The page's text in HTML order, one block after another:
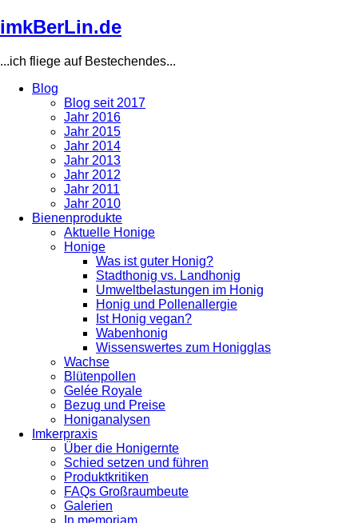
Direkt
zum
imkBerLin.de
...ich fliege auf Bestechendes...
navigation
Blog
Blog seit 2017
Jahr 2016
Jahr 2015
Jahr 2014
Jahr 2013
Jahr 2012
Jahr 2011
Jahr 2010
Bienenprodukte
Aktuelle Honige
Honige
Was ist guter Honig?
Stadthonig vs. Landhonig
Umweltbelastungen im Honig
Honig und Pollenallergie
Ist Honig vegan?
Wabenhonig
Wissenswertes zum Honigglas
Wachse
Blütenpollen
Gelée Royale
Bezug und Preise
Honiganalysen
Imkerpraxis
Über die Honigernte
Schied setzen und führen
Produktkritiken
FAQs Großraumbeute
Galerien
In memoriam